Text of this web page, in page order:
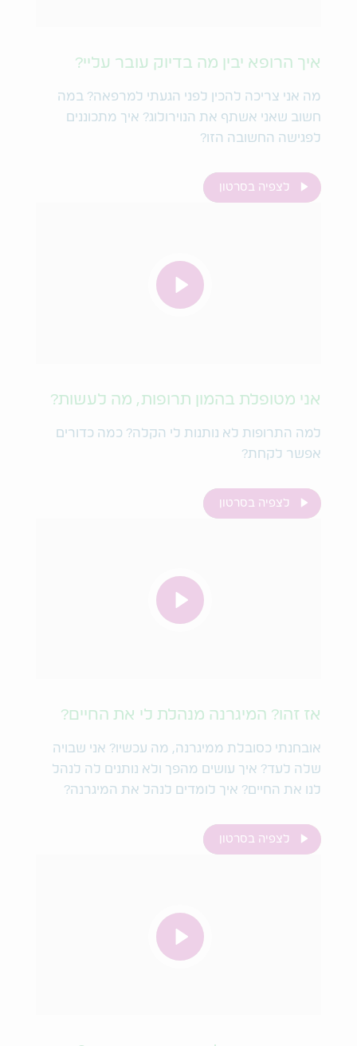
איך הרופא יבין מה בדיוק עובר עליי?
מה אני צריכה להכין לפני הגעתי למרפאה? במה
חשוב שאני אשתף את הנוירולוג? איך מתכוננים
לפגישה החשובה הזו?
לצפיה בסרטון
אני מטופלת בהמון תרופות, מה לעשות?
למה התרופות לא נותנות לי הקלה? כמה כדורים
אפשר לקחת?
לצפיה בסרטון
אז זהו? המיגרנה מנהלת לי את החיים?
אובחנתי כסובלת ממיגרנה, מה עכשיו? אני שבויה
שלה לעד? איך עושים מהפך ולא נותנים לה לנהל
לנו את החיים? איך לומדים לנהל את המיגרנה?
לצפיה בסרטון